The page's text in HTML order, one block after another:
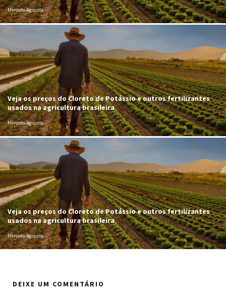
Mercado Agrícola
Veja os preços do Cloreto de Potássio e outros fertilizantes
usados na agricultura brasileira
Mercado Agrícola
Veja os preços do Cloreto de Potássio e outros fertilizantes
usados na agricultura brasileira
Mercado Agrícola
DEIXE UM COMENTÁRIO